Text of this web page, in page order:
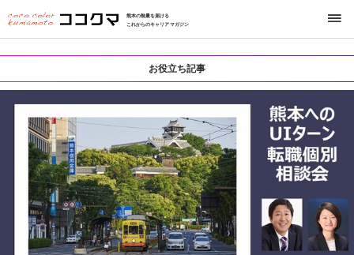
熊本の熱量を届ける
これからのキャリアマガジン
お役立ち記事